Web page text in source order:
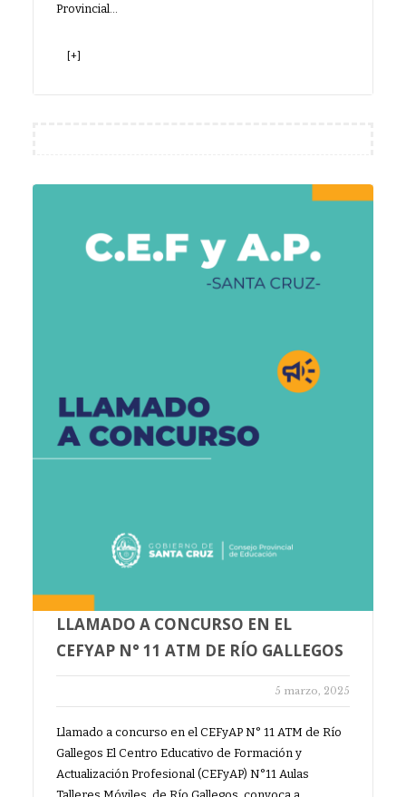
Provincial…
[+]
LLAMADO A CONCURSO EN EL
CEFYAP N° 11 ATM DE RÍO GALLEGOS
5 marzo, 2025
Llamado a concurso en el CEFyAP N° 11 ATM de Río
Gallegos El Centro Educativo de Formación y
Actualización Profesional (CEFyAP) N°11 Aulas